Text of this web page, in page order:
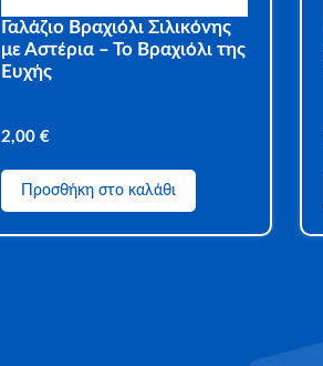
Γαλάζιο Βραχιόλι Σιλικόνης
με Αστέρια – Το Βραχιόλι της
Ευχής
2,00€
Προσθήκη στο καλάθι